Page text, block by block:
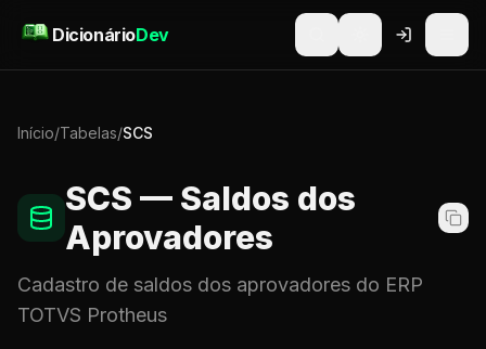
DicionárioDev
Início/Tabelas/SCS
SCS — Saldos dos
Aprovadores
Cadastro de saldos dos aprovadores do ERP
TOTVS Protheus